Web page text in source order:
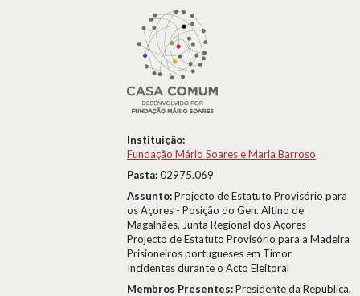
Instituição:
Fundação Mário Soares e Maria Barroso
Pasta:02975.069
Assunto:Projecto de Estatuto Provisório para
os Açores - Posição do Gen. Altino de
Magalhães, Junta Regional dos Açores
Projecto de Estatuto Provisório para a Madeira
Prisioneiros portugueses em Timor
Incidentes durante o Acto Eleitoral
Membros Presentes:Presidente da República,